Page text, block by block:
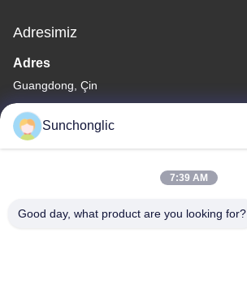
Adresimiz
Adres
Guangdong, Çin
Tel
86--13711271181
Sunchonglic
7:39 AM
Good day, what product are you looking for?